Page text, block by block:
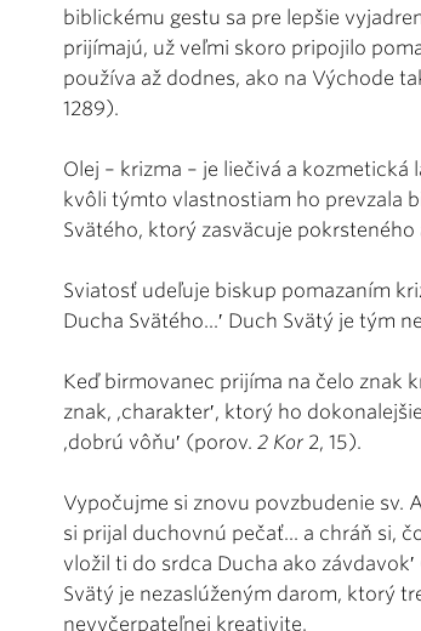
biblickému gestu sa pre lepšie
prijímajú, už veľmi skoro pripojilo
používa až dodnes, ako na Východe
1289).
Olej – krizma – je liečivá a
kvôli týmto vlastnostiam ho prevzala
Svätého, ktorý zasväcuje
Sviatosť udeľuje biskup pomazaním
Ducha Svätého...′ Duch Svätý je tým
Keď birmovanec prijíma na čelo znak
znak, ,charakter′, ktorý ho
,dobrú vôňu′ (porov. 2 Kor 2, 15).
Vypočujme si znovu povzbudenie sv.
si prijal duchovnú pečať... a chráň si,
vložil ti do srdca Ducha ako závdavok′
Svätý je nezaslúženým darom, ktorý
nevyčerpateľnej kreativite.